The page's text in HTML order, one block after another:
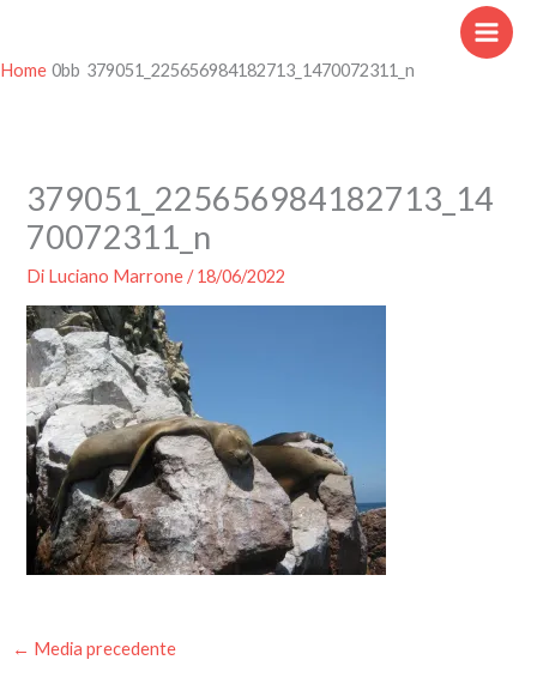
contenuto
Home 379051_225656984182713_1470072311_n
379051_225656984182713_14
70072311_n
Di Luciano Marrone/18/06/2022
← Media precedente